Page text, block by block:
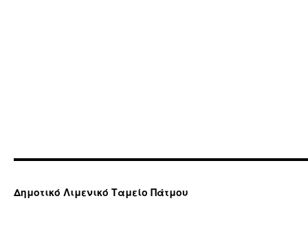
Δημοτικό Λιμενικό Ταμείο Πάτμου